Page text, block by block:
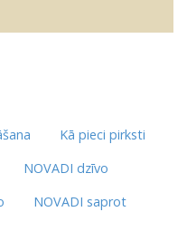
Kā pieci pirksti
NOVADI dzīvo
NOVADI saprot